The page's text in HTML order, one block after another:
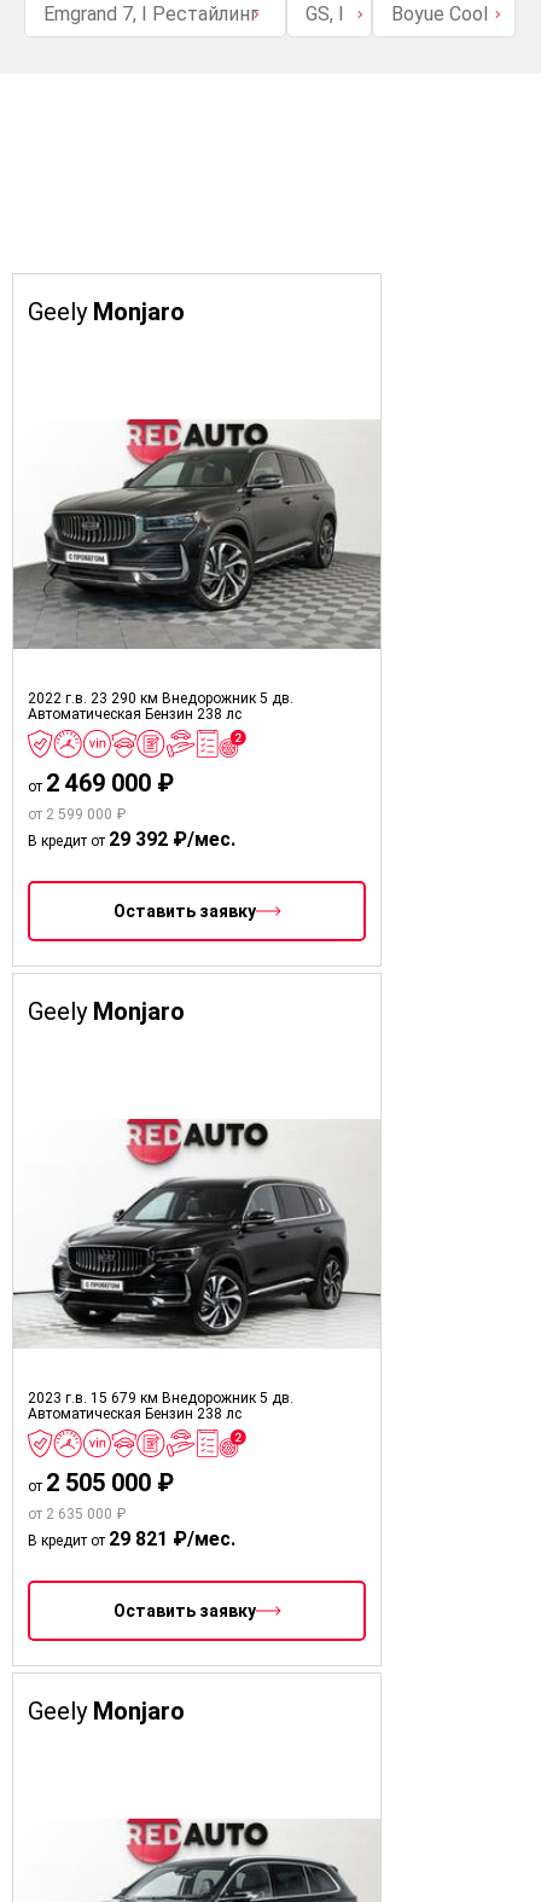
Emgrand 7, I Рестайлинг
GS, I Boyue Cool
Geely Monjaro
2022 г.в. 23 290 км Внедорожник 5 дв.
Автоматическая Бензин 238 лс
от 2 469 000 ₽
от 2 599 000 ₽
В кредит от 29 392 ₽/мес.
Оставить заявку
Geely Monjaro
2023 г.в. 15 679 км Внедорожник 5 дв.
Автоматическая Бензин 238 лс
от 2 505 000 ₽
от 2 635 000 ₽
В кредит от 29 821 ₽/мес.
Оставить заявку
Geely Monjaro